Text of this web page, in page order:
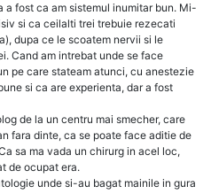
fost ca am sistemul inumitar bun. Mi-
si ca ceilalti trei trebuie rezecati
dupa ce le scoatem nervii si le
Cand am intrebat unde se face
pe care stateam atunci, cu anestezie
si ca are experienta, dar a fost
de la un centru mai smecher, care
fara dinte, ca se poate face aditie de
sa ma vada un chirurg in acel loc,
de ocupat era.
unde si-au bagat mainile in gura